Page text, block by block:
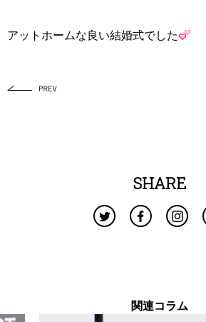
アットホームな良い結婚式でした
SHARE
関連コラム